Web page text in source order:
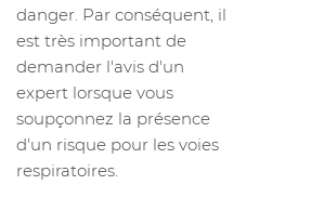
danger. Par conséquent, il
est très important de
demander l'avis d'un
expert lorsque vous
soupçonnez la présence
d'un risque pour les voies
respiratoires.